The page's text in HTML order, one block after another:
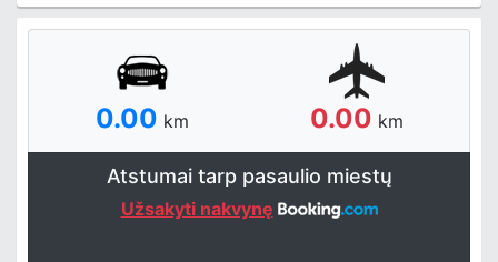
0.00 km 0.00 km
Atstumai tarp pasaulio miestų
Užsakyti nakvynę